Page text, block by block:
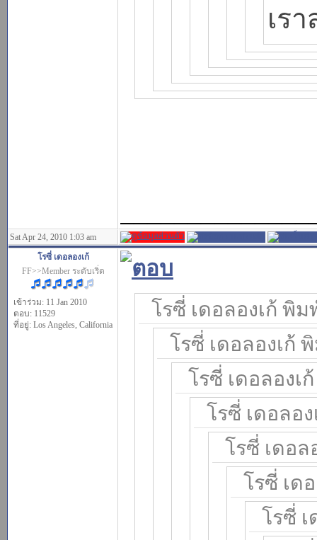
เร
Sat Apr 24, 2010 1:03 am
โรซี่ เดอลองเก้
FF>>Member ระดับเริ่ด
เข้าร่วม: 11 Jan 2010
ตอบ: 11529
ที่อยู่: Los Angeles, California
โรซี่ เดอลองเก้ พิม
โรซี่ เดอลองเก้
โรซี่ เดอลองเ
โรซี่ เดอลอ
โรซี่ เดอล
โรซี่ เด
โรซี่